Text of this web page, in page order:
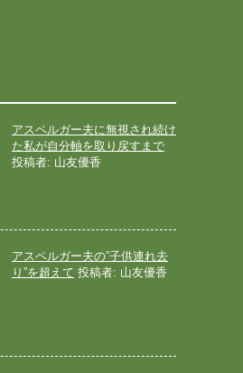
アスペルガー夫に無視され続け
た私が自分軸を取り戻すまで
投稿者: 山友優香
アスペルガー夫の”子供連れ去
り”を超えて 投稿者: 山友優香